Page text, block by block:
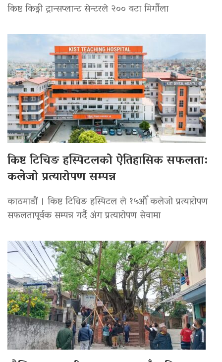
किष्ट किड्नी ट्रान्सप्लान्ट सेन्टरले २०० वटा मिर्गौला
किष्ट टिचिङ हस्पिटलको ऐतिहासिक सफलता:
कलेजो प्रत्यारोपण सम्पन्न
काठमाडौं । किष्ट टिचिङ हस्पिटल ले १५औँ कलेजो प्रत्यारोपण
सफलतापूर्वक सम्पन्न गर्दै अंग प्रत्यारोपण सेवामा